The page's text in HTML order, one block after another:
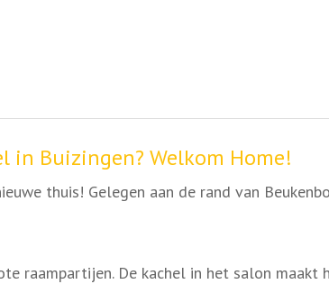
in Buizingen? Welkom Home!
thuis! Gelegen aan de rand van
raampartijen. De kachel in het salon maakt